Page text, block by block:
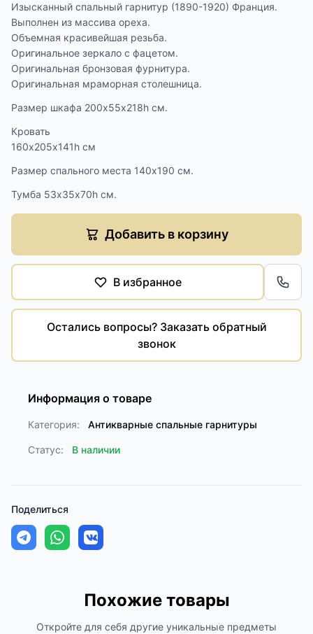
Изысканный спальный гарнитур (1890-1920) Франция.
Выполнен из массива ореха.
Объемная красивейшая резьба.
Оригинальное зеркало с фацетом.
Оригинальная бронзовая фурнитура.
Оригинальная мраморная столешница.
Размер шкафа 200х55х218h см.
Кровать
160х205х141h см
Размер спального места 140х190 см.
Тумба 53х35х70h см.
Добавить в корзину
В избранное
Остались вопросы? Заказать обратный
звонок
Информация о товаре
Категория: Антикварные спальные гарнитуры
Статус: В наличии
Поделиться
Похожие товары
Откройте для себя другие уникальные предметы